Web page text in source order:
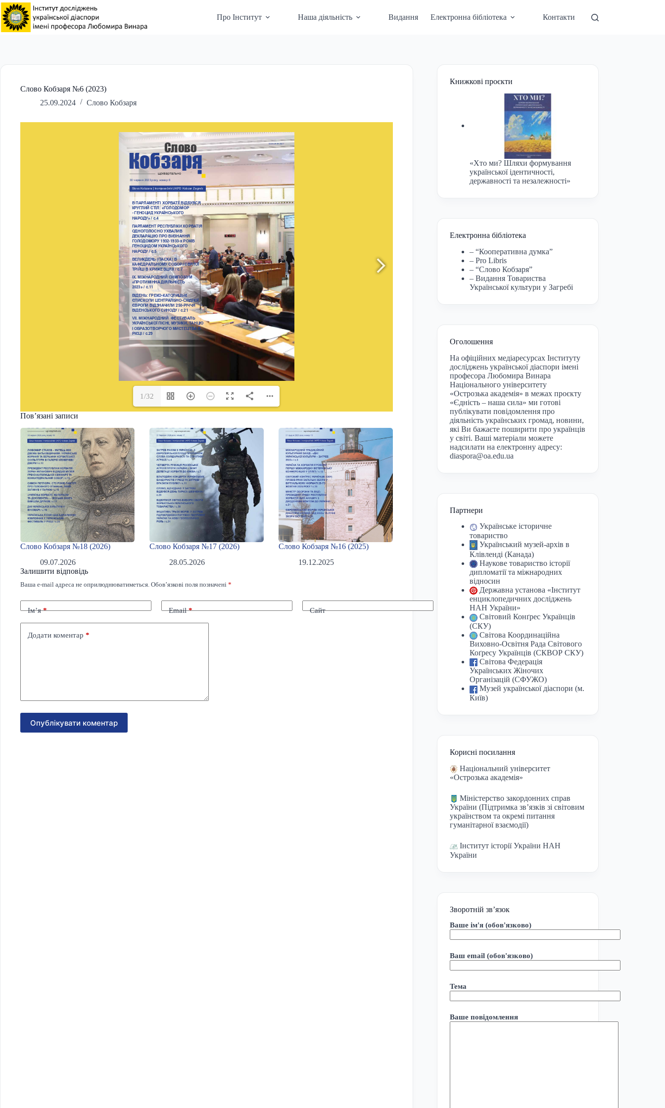
Перейти
до
вмісту
Про Інститут Наша діяльність Видання Електронна бібліотека Контакти
Слово Кобзаря №6 (2023)
25.09.2024
Слово Кобзаря
1/32
Пов’язані записи
Слово Кобзаря №18 (2026)
09.07.2026
Слово Кобзаря №17 (2026)
28.05.2026
Слово Кобзаря №16 (2025)
19.12.2025
Залишити відповідь
Ваша e-mail адреса не оприлюднюватиметься. Обов’язкові поля позначені *
Ім’я* Email* Сайт
Додати коментар *
Опублікувати коментар
Книжкові проєкти
«Хто ми? Шляхи формування
української ідентичності,
державності та незалежності»
Електронна бібліотека
– “Кооперативна думка”
– Pro Libris
– “Слово Кобзаря”
– Видання Товариства
Української культури у Загребі
Оголошення
На офіційних медіаресурсах Інституту
досліджень української діаспори імені
професора Любомира Винара
Національного університету
«Острозька академія» в межах проєкту
«Єдність – наша сила» ми готові
публікувати повідомлення про
діяльність українських громад, новини,
які Ви бажаєте поширити про українців
у світі. Ваші матеріали можете
надсилати на електронну адресу:
diaspora@oa.edu.ua
Партнери
Українське історичне
товариство
Український музей-архів в
Клівленді (Канада)
Наукове товариство історії
дипломатії та міжнародних
відносин
Державна установа «Інститут
енциклопедичних досліджень
НАН України»
Світовий Конґрес Українців
(СКУ)
Світова Координаційна
Виховно-Освітня Рада Світового
Коґресу Українців (СКВОР СКУ)
Світова Федерація
Українських Жіночих
Організацій (СФУЖО)
Музей української діаспори (м.
Київ)
Корисні посилання
Національний університет
«Острозька академія»
Міністерство закордонних справ
України (Підтримка зв’язків зі світовим
українством та окремі питання
гуманітарної взаємодії)
Інститут історії України НАН
України
Зворотній зв’язок
Ваше ім'я (обов'язково)
Ваш email (обов'язково)
Тема
Ваше повідомлення